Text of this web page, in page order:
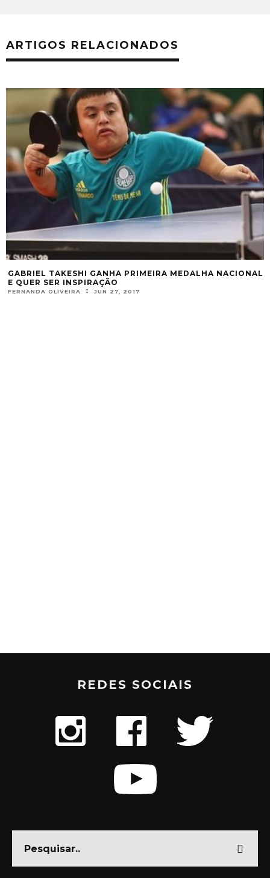
ARTIGOS RELACIONADOS
GABRIEL TAKESHI GANHA PRIMEIRA MEDALHA NACIONAL
E QUER SER INSPIRAÇÃO
FERNANDA OLIVEIRA JUN 27, 2017
REDES SOCIAIS